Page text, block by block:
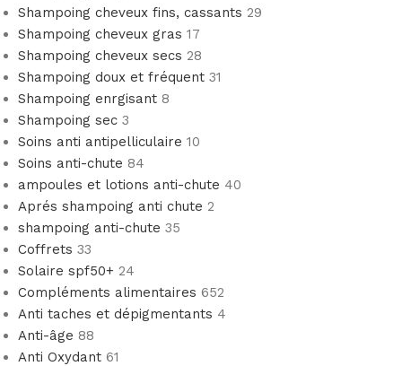
Shampoing cheveux fins, cassants 29
Shampoing cheveux gras 17
Shampoing cheveux secs 28
Shampoing doux et fréquent 31
Shampoing enrgisant 8
Shampoing sec 3
Soins anti antipelliculaire 10
Soins anti-chute 84
ampoules et lotions anti-chute 40
Aprés shampoing anti chute 2
shampoing anti-chute 35
Coffrets 33
Solaire spf50+ 24
Compléments alimentaires 652
Anti taches et dépigmentants 4
Anti-âge 88
Anti Oxydant 61